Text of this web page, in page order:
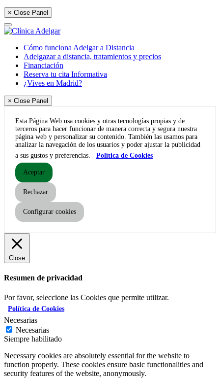
× Close Panel
Cómo funciona Adelgar a Distancia
Adelgazar a distancia, tratamientos y precios
Financiación
Reserva tu cita Informativa
¿Vives en Madrid?
× Close Panel
Esta Página Web usa cookies y otras tecnologías propias y de
terceros para hacer funcionar de manera correcta y segura nuestra
página web y personalizar su contenido. También las usamos para
analizar la navegación de los usuarios y poder ajustar la publicidad
a sus gustos y preferencias.
Política de Cookies
Aceptar
Rechazar
Configurar cookies
Close
Resumen de privacidad
Por favor, seleccione las Cookies que permite utilizar.
Política de Cookies
Necesarias
Necesarias
Siempre habilitado
Necessary cookies are absolutely essential for the website to
function properly. These cookies ensure basic functionalities and
security features of the website, anonymously.